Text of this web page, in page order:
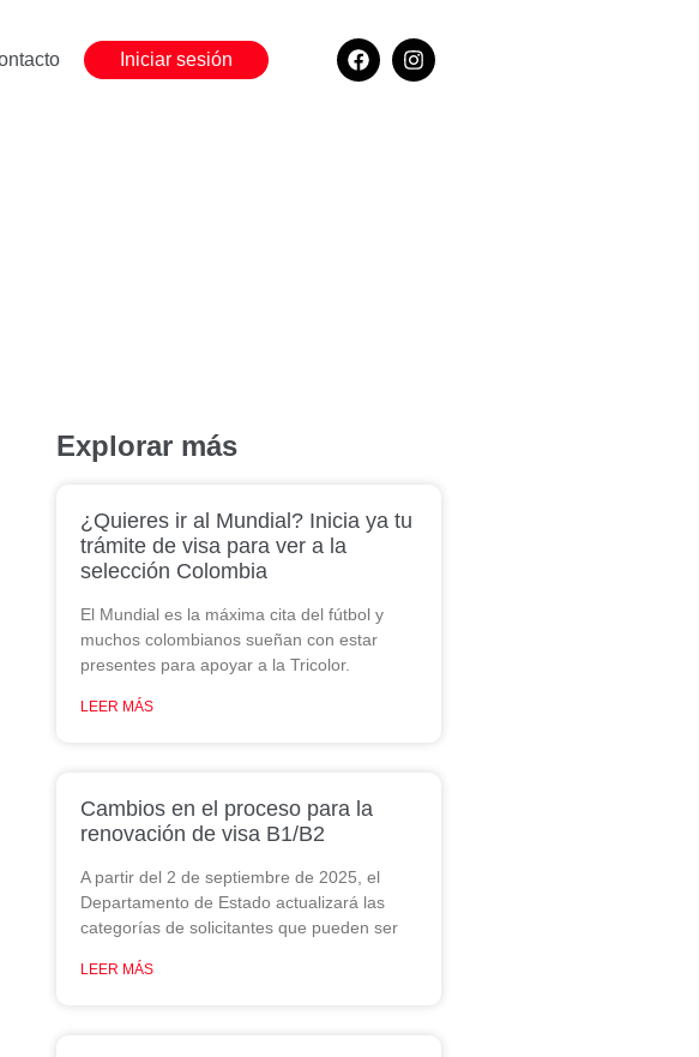
Iniciar sesión
Explorar más
¿Quieres ir al Mundial? Inicia ya tu
trámite de visa para ver a la
selección Colombia
El Mundial es la máxima cita del fútbol y
muchos colombianos sueñan con estar
presentes para apoyar a la Tricolor.
LEER MÁS
Cambios en el proceso para la
renovación de visa B1/B2
A partir del 2 de septiembre de 2025, el
Departamento de Estado actualizará las
categorías de solicitantes que pueden ser
LEER MÁS